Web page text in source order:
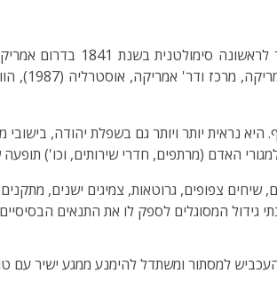
אלמנה חומה (16-12 מ"מ הנקבה)
נראית יותר ויותר גם בשפלת יהודה,
האדם (מרתפים, חדרי שירותים, וכו')
שיחים צפופים, גרוטאות, צמיגים ישנים,
גידול המסוגלים לספק לו את התנאים
למסתור ומשתדל להימנע ממגע ישיר עם